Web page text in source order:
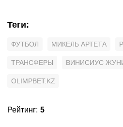
Теги:
ФУТБОЛ МИКЕЛЬ АРТЕТА
ТРАНСФЕРЫ ВИНИСИУС
OLIMPBET.KZ
Рейтинг: 5